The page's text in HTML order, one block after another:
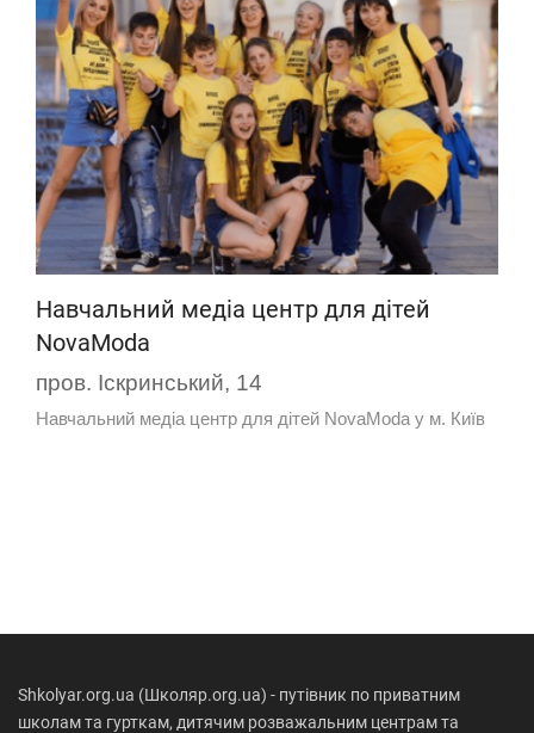
Навчальний медіа центр для дітей
NovaModa
пров. Іскринський, 14
Навчальний медіа центр для дітей NovaModa у м. Київ
Shkolyar.org.ua (Школяр.org.ua) - путівник по приватним
школам та гурткам, дитячим розважальним центрам та